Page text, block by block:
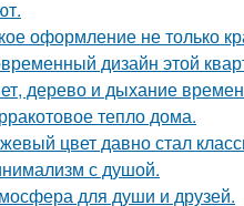
оформление не только
дизайн этой
дерево и дыхание
тепло дома.
цвет давно стал
с душой.
для души и друзей.